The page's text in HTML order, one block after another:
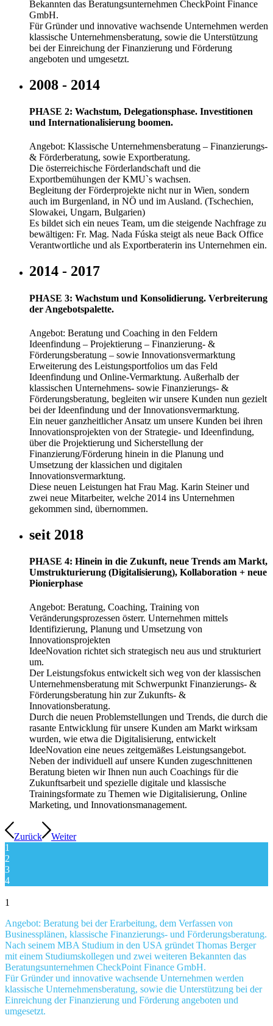
Bekannten das Beratungsunternehmen CheckPoint Finance
GmbH.
Für Gründer und innovative wachsende Unternehmen werden
klassische Unternehmensberatung, sowie die Unterstützung
bei der Einreichung der Finanzierung und Förderung
angeboten und umgesetzt.
2008 - 2014
PHASE 2: Wachstum, Delegationsphase. Investitionen
und Internationalisierung boomen.
Angebot: Klassische Unternehmensberatung – Finanzierungs-
& Förderberatung, sowie Exportberatung.
Die österreichische Förderlandschaft und die
Exportbemühungen der KMU`s wachsen.
Begleitung der Förderprojekte nicht nur in Wien, sondern
auch im Burgenland, in NÖ und im Ausland. (Tschechien,
Slowakei, Ungarn, Bulgarien)
Es bildet sich ein neues Team, um die steigende Nachfrage zu
bewältigen: Fr. Mag. Nada Fúska steigt als neue Back Office
Verantwortliche und als Exportberaterin ins Unternehmen ein.
2014 - 2017
PHASE 3: Wachstum und Konsolidierung. Verbreiterung
der Angebotspalette.
Angebot: Beratung und Coaching in den Feldern
Ideenfindung – Projektierung – Finanzierung- &
Förderungsberatung – sowie Innovationsvermarktung
Erweiterung des Leistungsportfolios um das Feld
Ideenfindung und Online-Vermarktung. Außerhalb der
klassischen Unternehmens- sowie Finanzierungs- &
Förderungsberatung, begleiten wir unsere Kunden nun gezielt
bei der Ideenfindung und der Innovationsvermarktung.
Ein neuer ganzheitlicher Ansatz um unsere Kunden bei ihren
Innovationsprojekten von der Strategie- und Ideenfindung,
über die Projektierung und Sicherstellung der
Finanzierung/Förderung hinein in die Planung und
Umsetzung der klassichen und digitalen
Innovationsvermarktung.
Diese neuen Leistungen hat Frau Mag. Karin Steiner und
zwei neue Mitarbeiter, welche 2014 ins Unternehmen
gekommen sind, übernommen.
seit 2018
PHASE 4: Hinein in die Zukunft, neue Trends am Markt,
Umstrukturierung (Digitalisierung), Kollaboration + neue
Pionierphase
Angebot: Beratung, Coaching, Training von
Veränderungsprozessen österr. Unternehmen mittels
Identifizierung, Planung und Umsetzung von
Innovationsprojekten
IdeeNovation richtet sich strategisch neu aus und strukturiert
um.
Der Leistungsfokus entwickelt sich weg von der klassischen
Unternehmensberatung mit Schwerpunkt Finanzierungs- &
Förderungsberatung hin zur Zukunfts- &
Innovationsberatung.
Durch die neuen Problemstellungen und Trends, die durch die
rasante Entwicklung für unsere Kunden am Markt wirksam
wurden, wie etwa die Digitalisierung, entwickelt
IdeeNovation eine neues zeitgemäßes Leistungsangebot.
Neben der individuell auf unsere Kunden zugeschnittenen
Beratung bieten wir Ihnen nun auch Coachings für die
Zukunftsarbeit und spezielle digitale und klassische
Trainingsformate zu Themen wie Digitalisierung, Online
Marketing, und Innovationsmanagement.
Zurück
Weiter
1
2
3
4
1
Angebot: Beratung bei der Erarbeitung, dem Verfassen von
Businessplänen, klassische Finanzierungs- und Förderungsberatung.
Nach seinem MBA Studium in den USA gründet Thomas Berger
mit einem Studiumskollegen und zwei weiteren Bekannten das
Beratungsunternehmen CheckPoint Finance GmbH.
Für Gründer und innovative wachsende Unternehmen werden
klassische Unternehmensberatung, sowie die Unterstützung bei der
Einreichung der Finanzierung und Förderung angeboten und
umgesetzt.